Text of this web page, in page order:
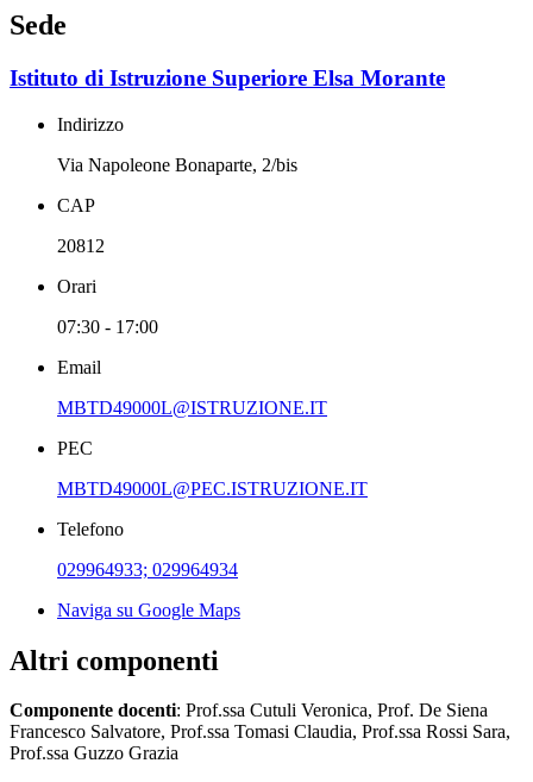
Sede
Istituto di Istruzione Superiore Elsa Morante
Indirizzo
Via Napoleone Bonaparte, 2/bis
CAP
20812
Orari
07:30 - 17:00
Email
MBTD49000L@ISTRUZIONE.IT
PEC
MBTD49000L@PEC.ISTRUZIONE.IT
Telefono
029964933; 029964934
Naviga su Google Maps
Altri componenti
Componente docenti: Prof.ssa Cutuli Veronica, Prof. De Siena
Francesco Salvatore, Prof.ssa Tomasi Claudia, Prof.ssa Rossi Sara,
Prof.ssa Guzzo Grazia